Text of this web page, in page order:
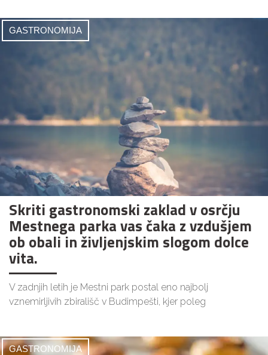
GASTRONOMIJA
Skriti gastronomski zaklad v osrčju
Mestnega parka vas čaka z vzdušjem
ob obali in življenjskim slogom dolce
vita.
V zadnjih letih je Mestni park postal eno najbolj
vznemirljivih zbirališč v Budimpešti, kjer poleg
GASTRONOMIJA